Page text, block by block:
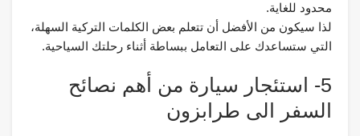
محدود للغاية.
لذا سيكون من الأفضل أن تتعلم بعض الكلمات التركية السهلة،
التي ستساعدك على التعامل ببساطة أثناء رحلتك السياحية.
5- استئجار سيارة من أهم نصائح
السفر الى طرابزون